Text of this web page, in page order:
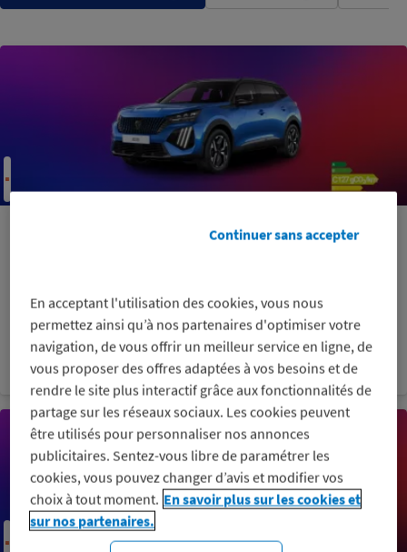
20,45€
au lieu de 26 700€
Egalement disponible en LOA
23.5%
En acceptant l'utilisation des cookies, vous nous
permettez ainsi qu’à nos partenaires d'optimiser votre
navigation, de vous offrir un meilleur service en ligne, de
vous proposer des offres adaptées à vos besoins et de
rendre le site plus interactif grâce aux fonctionnalités de
partage sur les réseaux sociaux. Les cookies peuvent
être utilisés pour personnaliser nos annonces
publicitaires. Sentez-vous libre de paramétrer les
cookies, vous pouvez changer d’avis et modifier vos
choix à tout moment. En savoir plus sur les cookies et
sur nos partenaires.
Continuer sans accepter